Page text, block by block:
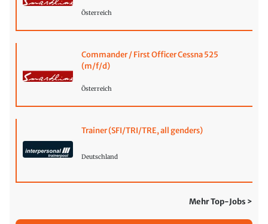
Österreich
Commander / First Officer Cessna 525
(m/f/d)
Österreich
Trainer (SFI/TRI/TRE, all genders)
Deutschland
Mehr Top-Jobs >